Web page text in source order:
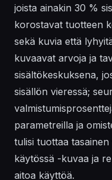
joista ainakin 30 %
korostavat tuotteen
sekä kuvia että
kuvaavat arvoja ja
sisältökeskuksena,
sisällön vieressä;
parametreilla ja
tulisi tuottaa
käytössä -kuvaa ja
aitoa käyttöä.